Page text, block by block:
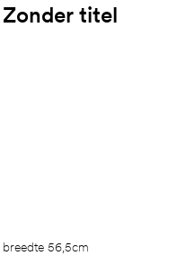
titel
56,5cm